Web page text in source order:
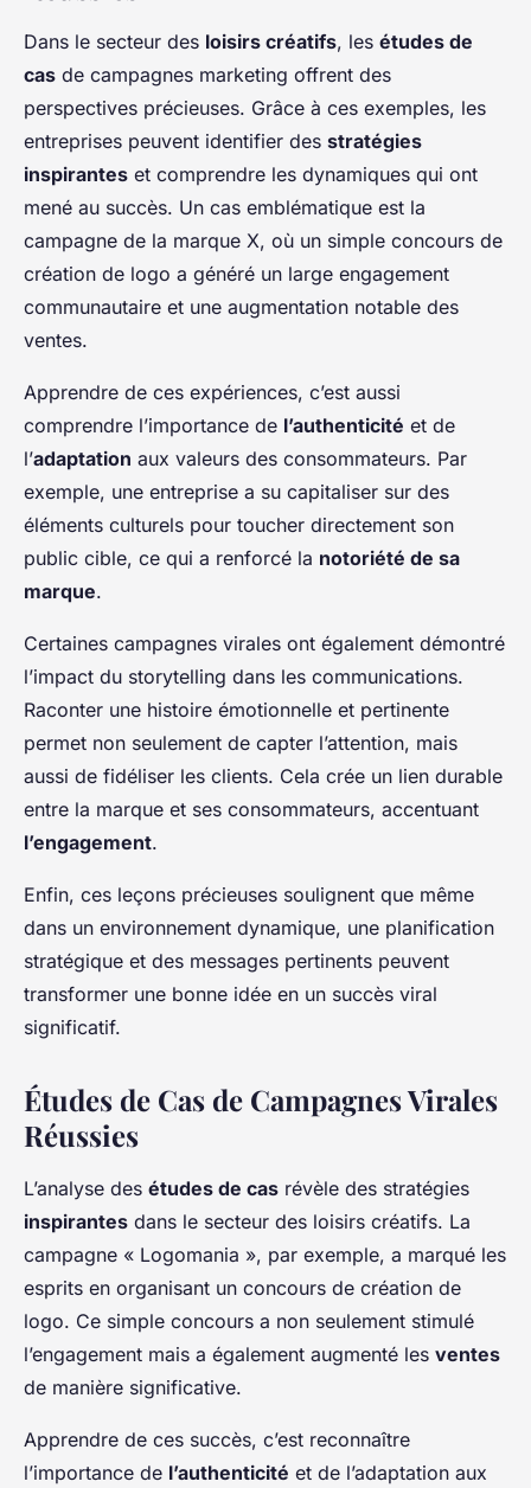
Dans le secteur des loisirs créatifs, les études de
cas de campagnes marketing offrent des
perspectives précieuses. Grâce à ces exemples, les
entreprises peuvent identifier des stratégies
inspirantes et comprendre les dynamiques qui ont
mené au succès. Un cas emblématique est la
campagne de la marque X, où un simple concours de
création de logo a généré un large engagement
communautaire et une augmentation notable des
ventes.
Apprendre de ces expériences, c’est aussi
comprendre l’importance de l’authenticité et de
l’adaptation aux valeurs des consommateurs. Par
exemple, une entreprise a su capitaliser sur des
éléments culturels pour toucher directement son
public cible, ce qui a renforcé la notoriété de sa
marque.
Certaines campagnes virales ont également démontré
l’impact du storytelling dans les communications.
Raconter une histoire émotionnelle et pertinente
permet non seulement de capter l’attention, mais
aussi de fidéliser les clients. Cela crée un lien durable
entre la marque et ses consommateurs, accentuant
l’engagement.
Enfin, ces leçons précieuses soulignent que même
dans un environnement dynamique, une planification
stratégique et des messages pertinents peuvent
transformer une bonne idée en un succès viral
significatif.
Études de Cas de Campagnes Virales
Réussies
L’analyse des études de cas révèle des stratégies
inspirantes dans le secteur des loisirs créatifs. La
campagne « Logomania », par exemple, a marqué les
esprits en organisant un concours de création de
logo. Ce simple concours a non seulement stimulé
l’engagement mais a également augmenté les ventes
de manière significative.
Apprendre de ces succès, c’est reconnaître
l’importance de l’authenticité et de l’adaptation aux